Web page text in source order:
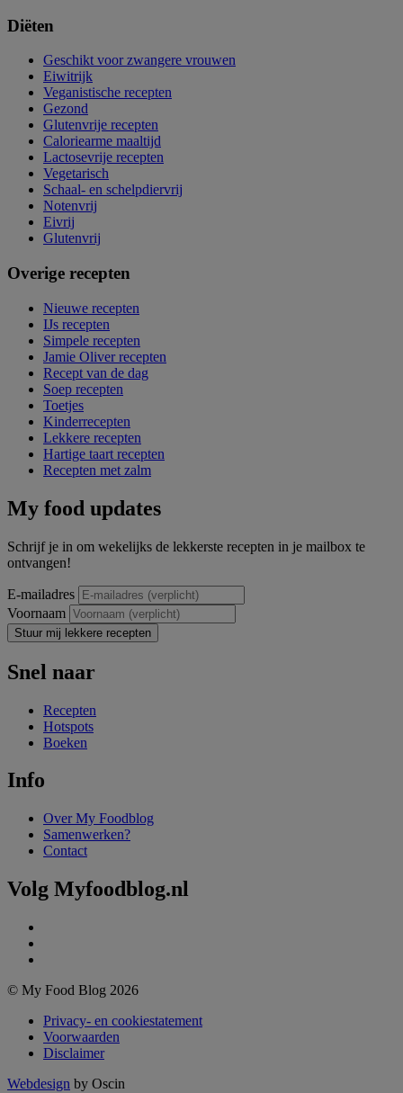
Diëten
Geschikt voor zwangere vrouwen
Eiwitrijk
Veganistische recepten
Gezond
Glutenvrije recepten
Caloriearme maaltijd
Lactosevrije recepten
Vegetarisch
Schaal- en schelpdiervrij
Notenvrij
Eivrij
Glutenvrij
Overige recepten
Nieuwe recepten
IJs recepten
Simpele recepten
Jamie Oliver recepten
Recept van de dag
Soep recepten
Toetjes
Kinderrecepten
Lekkere recepten
Hartige taart recepten
Recepten met zalm
My food updates
Schrijf je in om wekelijks de lekkerste recepten in je mailbox te
ontvangen!
E-mailadres
Voornaam
Stuur mij lekkere recepten
Snel naar
Recepten
Hotspots
Boeken
Info
Over My Foodblog
Samenwerken?
Contact
Volg Myfoodblog.nl
© My Food Blog 2026
Privacy- en cookiestatement
Voorwaarden
Disclaimer
Webdesign by Oscin